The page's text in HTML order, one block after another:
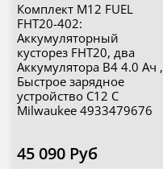
Комплект M12 FUEL
FHT20-402:
Аккумуляторный
кусторез FHT20, два
Аккумулятора B4 4.0 Ач ,
Быстрое зарядное
устройство C12 C
Milwaukee 4933479676
45 090 Руб